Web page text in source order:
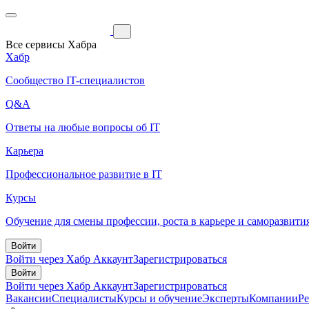
Все сервисы Хабра
Хабр
Сообщество IT-специалистов
Q&A
Ответы на любые вопросы об IT
Карьера
Профессиональное развитие в IT
Курсы
Обучение для смены профессии, роста в карьере и
Войти
Войти через Хабр АккаунтЗарегистрироваться
Войти
Войти через Хабр АккаунтЗарегистрироваться
ВакансииСпециалистыКурсы и обучениеЭкспертыКомпании